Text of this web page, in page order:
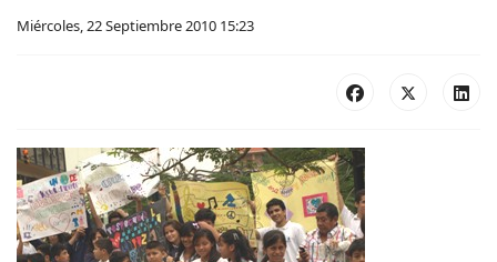
Miércoles, 22 Septiembre 2010 15:23